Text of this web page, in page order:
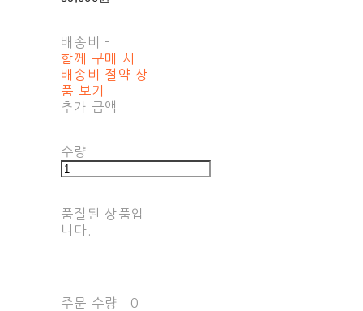
배송비 -
함께 구매 시
배송비 절약 상
품 보기
추가 금액
수량
품절된 상품입
니다.
주문 수량
0